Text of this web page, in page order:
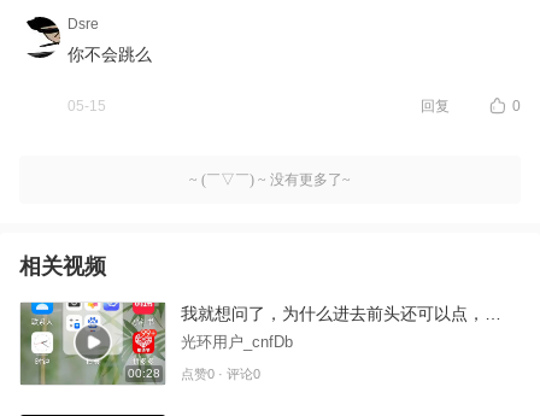
Dsre
你不会跳么
05-15 回复 0
~ (￣▽￣) ~ 没有更多了~
相关视频
00:28
光环用户_cnfDb
点赞0 · 评论0